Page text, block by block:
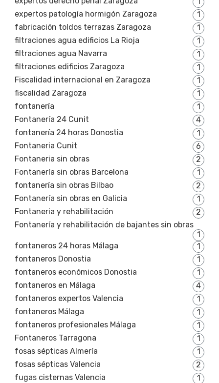
expertos patología hormigón Zaragoza
1
fabricación toldos terrazas Zaragoza
1
filtraciones agua edificios La Rioja
1
filtraciones agua Navarra
1
filtraciones edificios Zaragoza
1
Fiscalidad internacional en Zaragoza
1
fiscalidad Zaragoza
1
fontanería
1
Fontanería 24 Cunit
4
fontanería 24 horas Donostia
1
Fontaneria Cunit
6
Fontaneria sin obras
2
Fontanería sin obras Barcelona
1
fontanería sin obras Bilbao
2
Fontanería sin obras en Galicia
1
Fontaneria y rehabilitación
2
Fontanería y rehabilitación de bajantes sin obras
1
fontaneros 24 horas Málaga
1
fontaneros Donostia
1
fontaneros económicos Donostia
1
fontaneros en Málaga
4
fontaneros expertos Valencia
1
fontaneros Málaga
1
fontaneros profesionales Málaga
1
Fontaneros Tarragona
1
fosas sépticas Almería
1
fosas sépticas Valencia
2
fugas cisternas Valencia
1